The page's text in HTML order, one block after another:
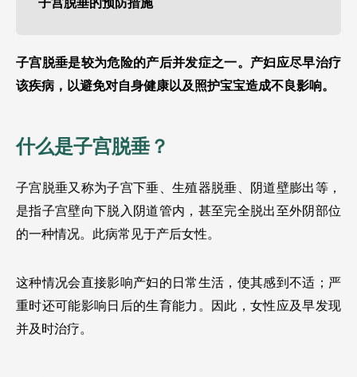
子宫脱垂是较为危险的产后并发症之一。产妇应尽早治疗
该疾病，以避免对自身健康以及照护宝宝造成不良影响。
什么是子宫脱垂？
子宫脱垂又称为子宫下垂、生殖器脱垂、阴道壁膨出等，
是指子宫壁向下脱入阴道管内，甚至完全脱出至外阴部位
的一种情况。此病常见于产后女性。
这种情况会直接影响产妇的日常生活，使其感到不适；严
重时还可能影响日后的生育能力。因此，女性应及早发现
并及时治疗。